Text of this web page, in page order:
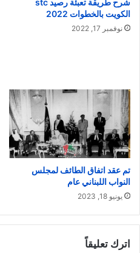
الكويت بالخطوات 2022
نوفمبر 17, 2022
تم عقد اتفاق الطائف لمجلس
النواب اللبناني عام
يونيو 18, 2023
اترك تعليقاً